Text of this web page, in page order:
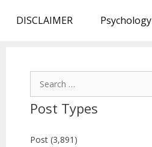
DISCLAIMER Psychology
Post Types
Post (3,891)